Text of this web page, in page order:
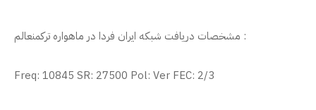
مشخصات دریافت شبکه ایران فردا در ماهواره ترکمنعالم :
Freq: 10845 SR: 27500 Pol: Ver FEC: 2/3